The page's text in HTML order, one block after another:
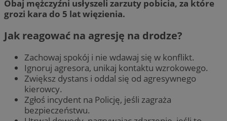
Obaj mężczyźni usłyszeli zarzuty pobicia, za które
grozi kara do 5 lat więzienia.
Jak reagować na agresję na drodze?
Zachowaj spokój i nie wdawaj się w konflikt.
Ignoruj agresora, unikaj kontaktu wzrokowego.
Zwiększ dystans i oddal się od agresywnego
kierowcy.
Zgłoś incydent na Policję, jeśli zagraża
bezpieczeństwu.